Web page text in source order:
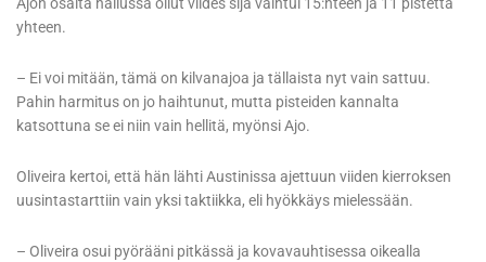
Ajon osalta hallussa ollut viides sija vaihtui 15:nteen ja 11 pistettä
yhteen.
– Ei voi mitään, tämä on kilvanajoa ja tällaista nyt vain sattuu.
Pahin harmitus on jo haihtunut, mutta pisteiden kannalta
katsottuna se ei niin vain hellitä, myönsi Ajo.
Oliveira kertoi, että hän lähti Austinissa ajettuun viiden kierroksen
uusintastarttiin vain yksi taktiikka, eli hyökkäys mielessään.
– Oliveira osui pyörääni pitkässä ja kovavauhtisessa oikealla